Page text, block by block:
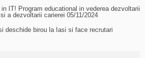
IT! Program educational in vederea dezvoltarii
a dezvoltarii carierei 05/11/2024
deschide birou la Iasi si face recrutari